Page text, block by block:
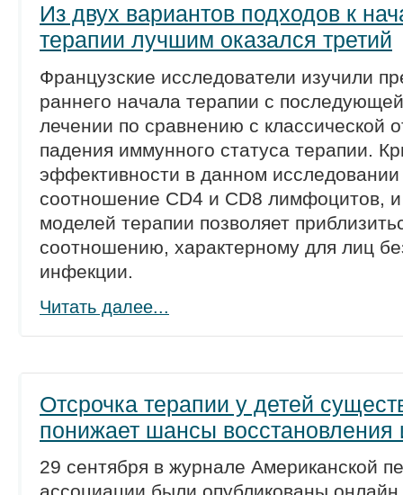
Из двух вариантов подходов к
терапии лучшим оказался третий
Французские исследователи изучили
раннего начала терапии с
лечении по сравнению с классической
падения иммунного статуса терапии.
эффективности в данном
соотношение CD4 и CD8 лимфоцитов, и
моделей терапии позволяет
соотношению, характерному для лиц
инфекции.
Читать далее...
Отсрочка терапии у детей
понижает шансы восстановления
29 сентября в журнале Американской